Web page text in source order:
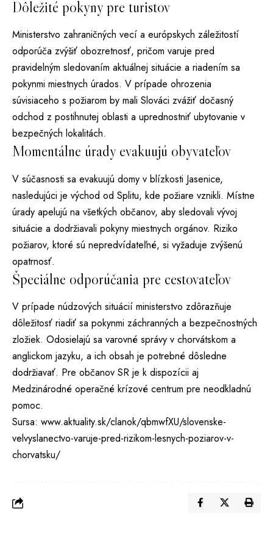
Dôležité pokyny pre turistov
Ministerstvo zahraničných vecí a európskych záležitostí
odporúča zvýšiť obozretnosť, pričom varuje pred
pravidelným sledovaním aktuálnej situácie a riadením sa
pokynmi miestnych úrados. V prípade ohrozenia
súvisiaceho s požiarom by mali Slováci zvážiť dočasný
odchod z postihnutej oblasti a uprednostniť ubytovanie v
bezpečných lokalitách.
Momentálne úrady evakuujú obyvateľov
V súčasnosti sa evakuujú domy v blízkosti Jasenice,
nasledujúci je východ od Splitu, kde požiare vznikli. Místne
úrady apelujú na všetkých občanov, aby sledovali vývoj
situácie a dodržiavali pokyny miestnych orgánov. Riziko
požiarov, ktoré sú nepredvídateľné, si vyžaduje zvýšenú
opatrnosť.
Špeciálne odporúčania pre cestovateľov
V prípade núdzových situácií ministerstvo zdôrazňuje
dôležitosť riadiť sa pokynmi záchranných a bezpečnostných
zložiek. Odosielajú sa varovné správy v chorvátskom a
anglickom jazyku, a ich obsah je potrebné dôsledne
dodržiavať. Pre občanov SR je k dispozícii aj
Medzinárodné operačné krízové centrum pre neodkladnú
pomoc.
Sursa: www.aktuality.sk/clanok/qbmwfXU/slovenske-
velvyslanectvo-varuje-pred-rizikom-lesnych-poziarov-v-
chorvatsku/